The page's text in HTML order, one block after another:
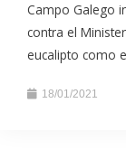
Campo Galego
contra el
eucalipto como
18/01/2021